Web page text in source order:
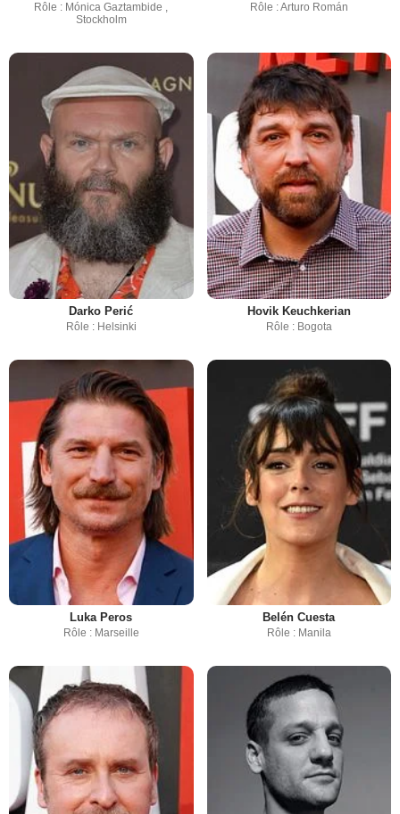
Rôle : Mónica Gaztambide ,
Stockholm
Rôle : Arturo Román
Darko Perić
Rôle : Helsinki
Hovik Keuchkerian
Rôle : Bogota
Luka Peros
Rôle : Marseille
Belén Cuesta
Rôle : Manila